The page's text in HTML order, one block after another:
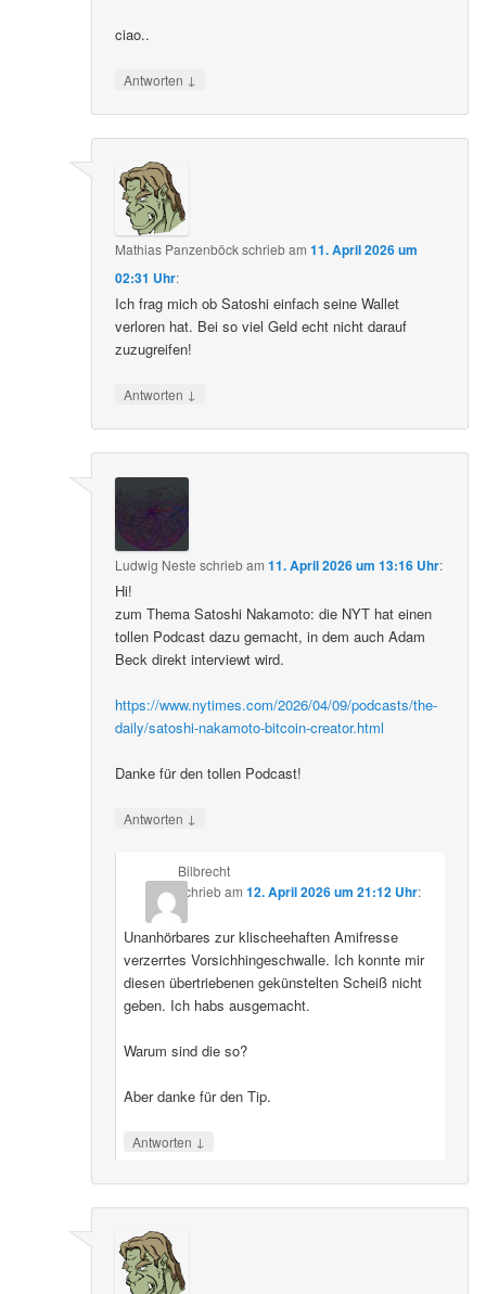
ciao..
Antworten ↓
Mathias Panzenböckschriebam11. April 2026 um
02:31 Uhr:
Ich frag mich ob Satoshi einfach seine Wallet
verloren hat. Bei so viel Geld echt nicht darauf
zuzugreifen!
Antworten ↓
Ludwig Neste schriebam11. April 2026 um 13:16 Uhr:
Hi!
zum Thema Satoshi Nakamoto: die NYT hat einen
tollen Podcast dazu gemacht, in dem auch Adam
Beck direkt interviewt wird.
https://www.nytimes.com/2026/04/09/podcasts/the-
daily/satoshi-nakamoto-bitcoin-creator.html
Danke für den tollen Podcast!
Antworten ↓
Bilbrecht
schriebam 12. April 2026 um 21:12 Uhr:
Unanhörbares zur klischeehaften Amifresse
verzerrtes Vorsichhingeschwalle. Ich konnte mir
diesen übertriebenen gekünstelten Scheiß nicht
geben. Ich habs ausgemacht.
Warum sind die so?
Aber danke für den Tip.
Antworten ↓